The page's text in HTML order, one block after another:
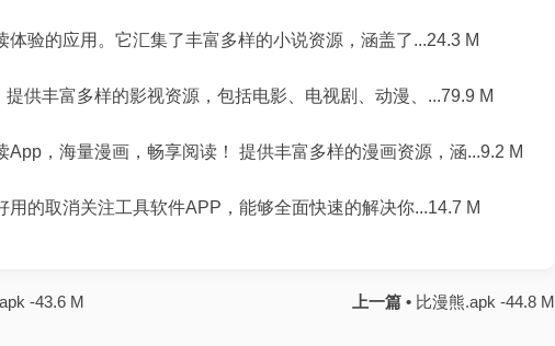
体验的应用。它汇集了丰富多样的小说资源，涵盖了...24.3 M
供丰富多样的影视资源，包括电影、电视剧、动漫、...79.9 M
App，海量漫画，畅享阅读！ 提供丰富多样的漫画资源，涵...9.2 M
用的取消关注工具软件APP，能够全面快速的解决你...14.7 M
-43.6 M 上一篇 • 比漫熊.apk -44.8 M